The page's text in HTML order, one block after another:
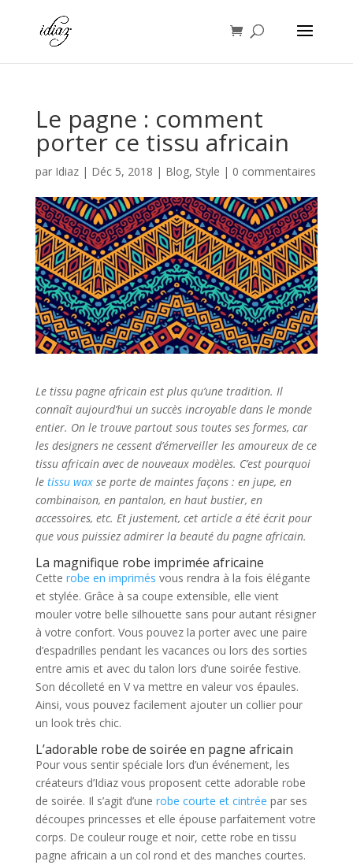
Le pagne : comment
porter ce tissu africain
par Idiaz| Déc 5, 2018 | Blog, Style | 0 commentaires
Le tissu pagne africain est plus qu’une tradition. Il
connaît aujourd’hui un succès incroyable dans le monde
entier. On le trouve partout sous toutes ses formes, car
les designers ne cessent d’émerveiller les amoureux de ce
tissu africain avec de nouveaux modèles. C’est pourquoi
le tissu waxse porte de maintes façons : en jupe, en
combinaison, en pantalon, en haut bustier, en
accessoires, etc. Et justement, cet article a été écrit pour
que vous puissiez admirer la beauté du pagne africain.
La magnifique robe imprimée africaine
Cette robe en imprimés vous rendra à la fois élégante
et stylée. Grâce à sa coupe extensible, elle vient
mouler votre belle silhouette sans pour autant résigner
à votre confort. Vous pouvez la porter avec une paire
d’espadrilles pendant les vacances ou lors des sorties
entre amis et avec du talon lors d’une soirée festive.
Son décolleté en V va mettre en valeur vos épaules.
Ainsi, vous pouvez facilement ajouter un collier pour
un look très chic.
L’adorable robe de soirée en pagne africain
Pour vous sentir spéciale lors d’un événement, les
créateurs d’Idiaz vous proposent cette adorable robe
de soirée. Il s’agit d’une robe courte et cintrée par ses
découpes princesses et elle épouse parfaitement votre
corps. De couleur rouge et noir, cette robe en tissu
pagne africain a un col rond et des manches courtes.